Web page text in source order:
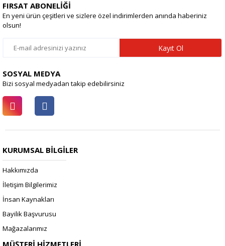
FIRSAT ABONELİĞİ
En yeni ürün çeşitleri ve sizlere özel indirimlerden anında haberiniz
olsun!
Kayıt Ol
SOSYAL MEDYA
Bizi sosyal medyadan takip edebilirsiniz
KURUMSAL BİLGİLER
Hakkımızda
İletişim Bilgilerimiz
İnsan Kaynakları
Bayilik Başvurusu
Mağazalarımız
MÜŞTERİ HİZMETLERİ